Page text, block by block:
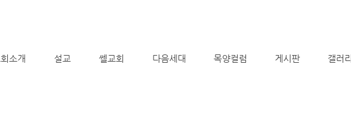
소개 설교 쎌교회 다음세대 목양컬럼 게시판 갤러리